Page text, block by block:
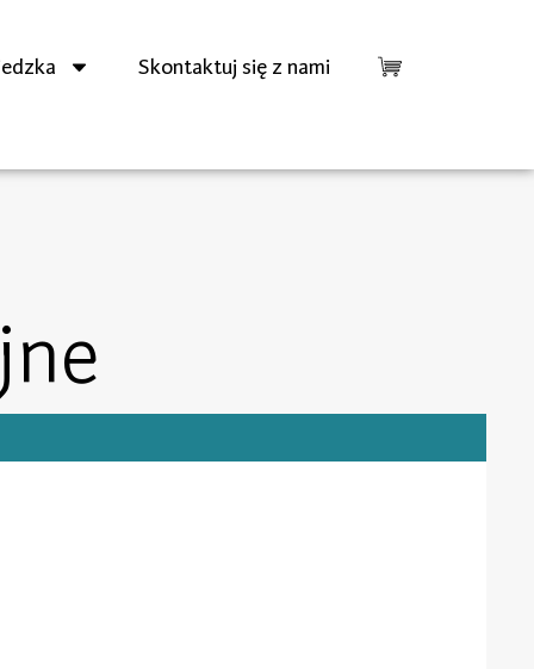
Skontaktuj się z nami